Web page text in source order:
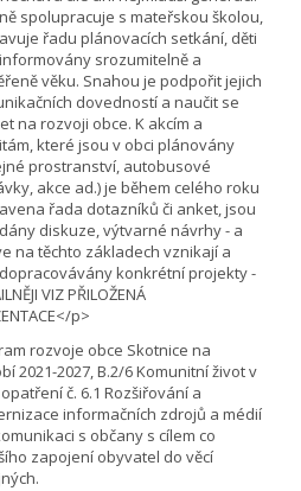
spolupracuje s mateřskou školou,
řadu plánovacích setkání, děti
srozumitelně a
věku. Snahou je podpořit jejich
dovedností a naučit se
na rozvoji obce. K akcím a
které jsou v obci plánovány
prostranství, autobusové
akce ad.) je během celého roku
řada dotazníků či anket, jsou
diskuze, výtvarné návrhy - a
na těchto základech vznikají a
konkrétní projekty -
VIZ PŘILOŽENÁ
p>
rozvoje obce Skotnice na
2021-2027, B.2/6 Komunitní život v
č. 6.1 Rozšiřování a
informačních zdrojů a médií
s občany s cílem co
zapojení obyvatel do věcí